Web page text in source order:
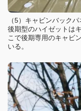
（5）キャビンバック
後期型のハイゼットは
こで後期専用のキャビ
いる。